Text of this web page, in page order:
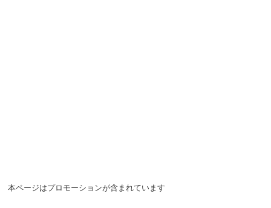
本ページはプロモーションが含まれています